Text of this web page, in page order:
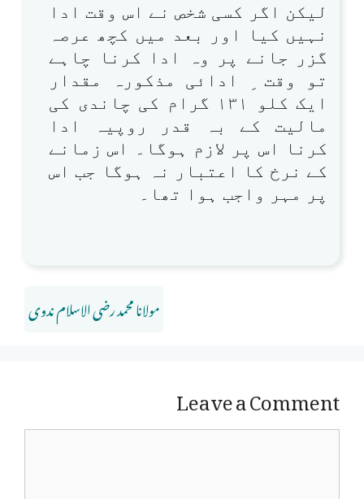
لیکن اگر کسی شخص نے اس وقت ادا
نہیں کیا اور بعد میں کچھ عرصہ
گزر جانے پر وہ ادا کرنا چاہے
تو وقت ِ ادائی مذکورہ مقدار
ایک کلو ۱۳۱ گرام کی چاندی کی
مالیت کے بہ قدر روپیہ ادا
کرنا اس پر لازم ہوگا۔ اس زمانے
کے نرخ کا اعتبار نہ ہوگا جب اس
پر مہر واجب ہوا تھا۔
مولانا محمد رضی الاسلام ندوی
Leave a Comment